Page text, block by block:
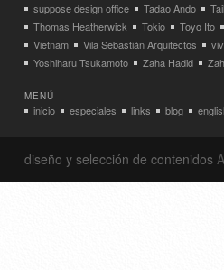
suppose design office
Tadao Ando
Thomas Heatherwick
Tokio Toyo Ito
Vietnam
Vila Sebastián Arquitectos
Yoshiharu Tsukamoto
Zaha Hadid
MENÚ
inicio especiales links blog
diseño y selección de contenidos